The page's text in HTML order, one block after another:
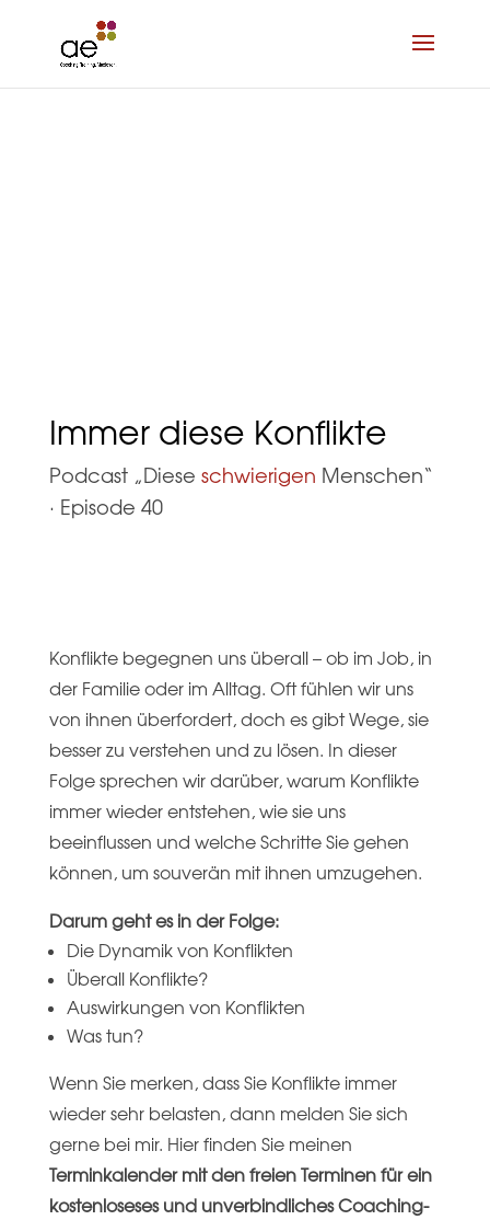
Immer diese Konflikte
Podcast „Diese schwierigen Menschen“
· Episode 40
Konflikte begegnen uns überall – ob im Job, in
der Familie oder im Alltag. Oft fühlen wir uns
von ihnen überfordert, doch es gibt Wege, sie
besser zu verstehen und zu lösen. In dieser
Folge sprechen wir darüber, warum Konflikte
immer wieder entstehen, wie sie uns
beeinflussen und welche Schritte Sie gehen
können, um souverän mit ihnen umzugehen.
Darum geht es in der Folge:
Die Dynamik von Konflikten
Überall Konflikte?
Auswirkungen von Konflikten
Was tun?
Wenn Sie merken, dass Sie Konflikte immer
wieder sehr belasten, dann melden Sie sich
gerne bei mir. Hier finden Sie meinen
Terminkalender mit den freien Terminen für ein
kostenloseses und unverbindliches Coaching-